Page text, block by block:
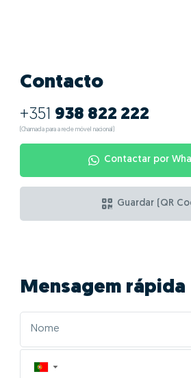
Contacto
+351 938 822 222
(Chamada para a rede móvel nacional)
Contactar por
Guardar (QR
Mensagem rápida
▼